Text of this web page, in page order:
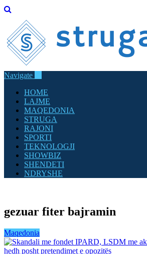
Navigate
HOME
LAJME
MAQEDONIA
STRUGA
RAJONI
SPORTI
TEKNOLOGJI
SHOWBIZ
SHENDETI
NDRYSHE
gezuar fiter bajramin
Maqedonia